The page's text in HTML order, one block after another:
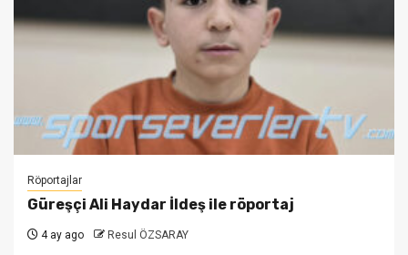
Röportajlar
Güreşçi Ali Haydar İldeş ile röportaj
4 ay ago Resul ÖZSARAY